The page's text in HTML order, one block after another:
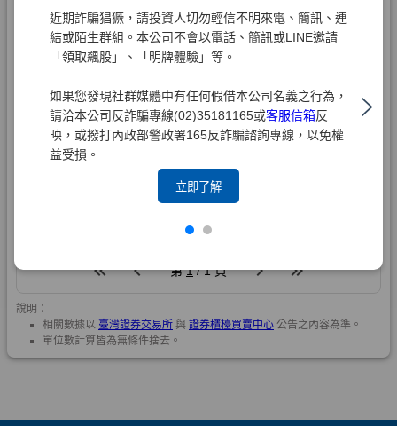
近期詐騙猖獗，請投資人切勿輕信不明來電、簡訊、連
結或陌生群組。本公司不會以電話、簡訊或LINE邀請
「領取飆股」、「明牌體驗」等。
如果您發現社群媒體中有任何假借本公司名義之行為，
請洽本公司反詐騙專線(02)35181165或客服信箱反
映，或撥打內政部警政署165反詐騙諮詢專線，以免權
益受損。
立即了解